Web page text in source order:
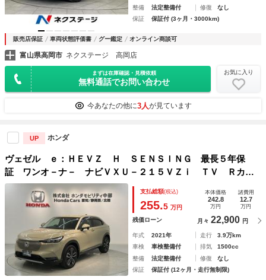
整備
法定整備付 修復
なし
保証
保証付 (3ヶ月・3000km)
販売店保証 車両状態評価書 グー鑑定 オンライン商談可
富山県高岡市 ネクステージ 高岡店
まずは在庫確認・見積依頼
無料通話でお問い合わせ
お気に入り
今あなたの他に3人が見ています
UP ホンダ
ヴェゼル ｅ：ＨＥＶＺ Ｈ ＳＥＮＳＩＮＧ 最長５年保
証 ワンオ－ナ－ ナビＶＸＵ－２１５ＶＺｉ ＴＶ Ｒカメ
ラ ＣＤ録音 ＢＴオ－ディオ ＤＶＤ ドラレコ ＥＴＣ
ＬＥＤライト ＶＳＡ シ－トヒ－タ－ クルコン アルミ
支払総額(税込)
255.5 万円
本体価格
242.8
万円
諸費用
12.7
万円
残価ローン 月々 22,900 円
年式 2021年 走行
3.9万km
車検
車検整備付 排気
1500cc
整備
法定整備付 修復
なし
保証
保証付 (12ヶ月・走行無制限)